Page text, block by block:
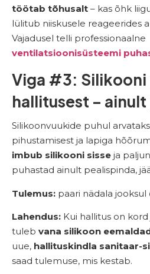
töötab tõhusalt – kas õhk
lülitub niiskusele reageerides
Vajadusel telli professionaalne
ventilatsioonisüsteemi
Viga #3: Silikooni
hallitusest –
Silikoonvuukide puhul
pihustamisest ja lapiga
imbub silikooni sisse ja
puhastad ainult pealispinda,
Tulemus: paari nädala jooksul
Lahendus: Kui hallitus on
tuleb vana silikoon
uue, hallituskindla sanitaar-
saad tulemuse, mis kestab.